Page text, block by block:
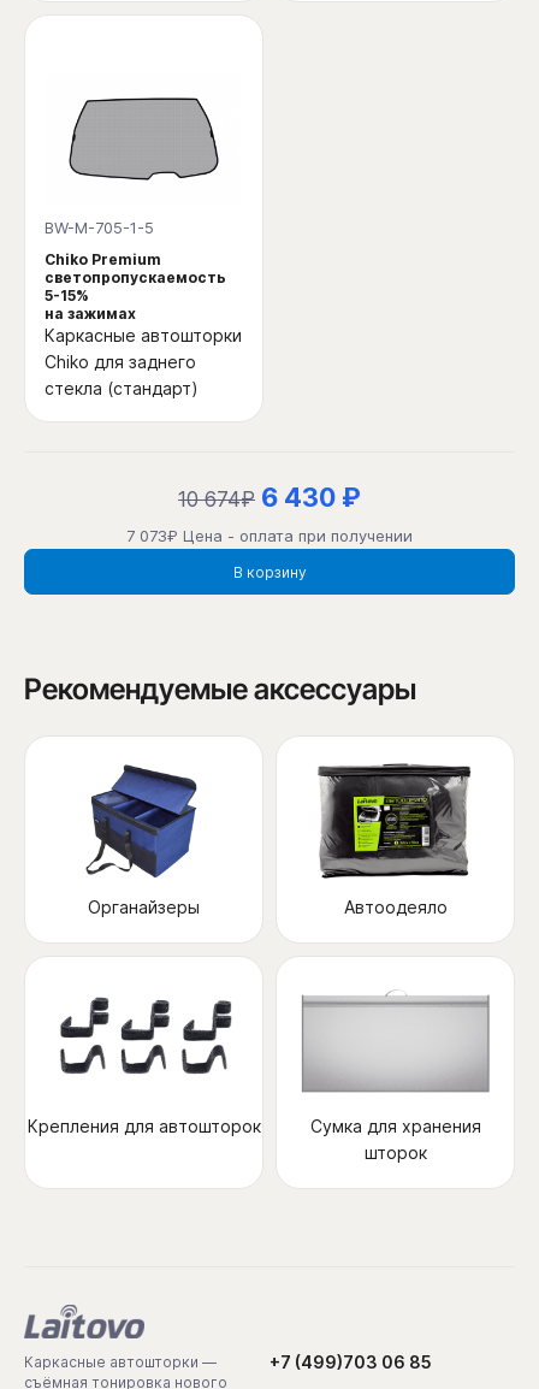
BW-M-705-1-5
Chiko Premium
светопропускаемость
5-15%
на зажимах
Каркасные автошторки
Chiko для заднего
стекла (стандарт)
10 674₽ 6 430 ₽
7 073₽ Цена - оплата при получении
В корзину
Рекомендуемые аксессуары
Органайзеры Автоодеяло
Крепления для автошторок
Сумка для хранения
шторок
Каркасные автошторки —
съёмная тонировка нового
+7 (499)703 06 85